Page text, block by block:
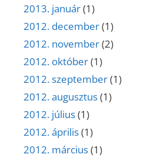
2013. január(1)
2012. december(1)
2012. november(2)
2012. október(1)
2012. szeptember(1)
2012. augusztus(1)
2012. július(1)
2012. április(1)
2012. március(1)